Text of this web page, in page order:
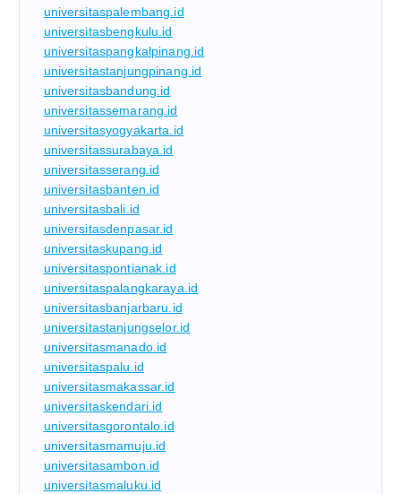
universitaspalembang.id
universitasbengkulu.id
universitaspangkalpinang.id
universitastanjungpinang.id
universitasbandung.id
universitassemarang.id
universitasyogyakarta.id
universitassurabaya.id
universitasserang.id
universitasbanten.id
universitasbali.id
universitasdenpasar.id
universitaskupang.id
universitaspontianak.id
universitaspalangkaraya.id
universitasbanjarbaru.id
universitastanjungselor.id
universitasmanado.id
universitaspalu.id
universitasmakassar.id
universitaskendari.id
universitasgorontalo.id
universitasmamuju.id
universitasambon.id
universitasmaluku.id